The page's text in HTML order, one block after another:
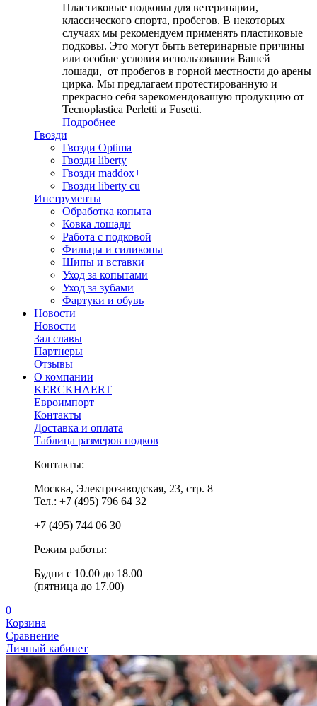
Пластиковые подковы для ветеринарии,
классического спорта, пробегов. В некоторых
случаях мы рекомендуем применять пластиковые
подковы. Это могут быть ветеринарные причины
или особые условия использования Вашей
лошади, от пробегов в горной местности до арены
цирка. Мы предлагаем протестированную и
прекрасно себя зарекомендовашую продукцию от
Tecnoplastica Perletti и Fusetti.
Подробнее
Гвозди
Гвозди Optima
Гвозди liberty
Гвозди maddox+
Гвозди liberty cu
Инструменты
Обработка копыта
Ковка лошади
Работа с подковой
Фильцы и силиконы
Шипы и вставки
Уход за копытами
Уход за зубами
Фартуки и обувь
Новости
Новости
Зал славы
Партнеры
Отзывы
О компании
KERCKHAERT
Евроимпорт
Контакты
Доставка и оплата
Таблица размеров подков
Контакты:
Москва, Электрозаводская, 23, стр. 8
Тел.: +7 (495) 796 64 32
+7 (495) 744 06 30
Режим работы:
Будни с 10.00 до 18.00
(пятница до 17.00)
0
Корзина
Сравнение
Личный кабинет